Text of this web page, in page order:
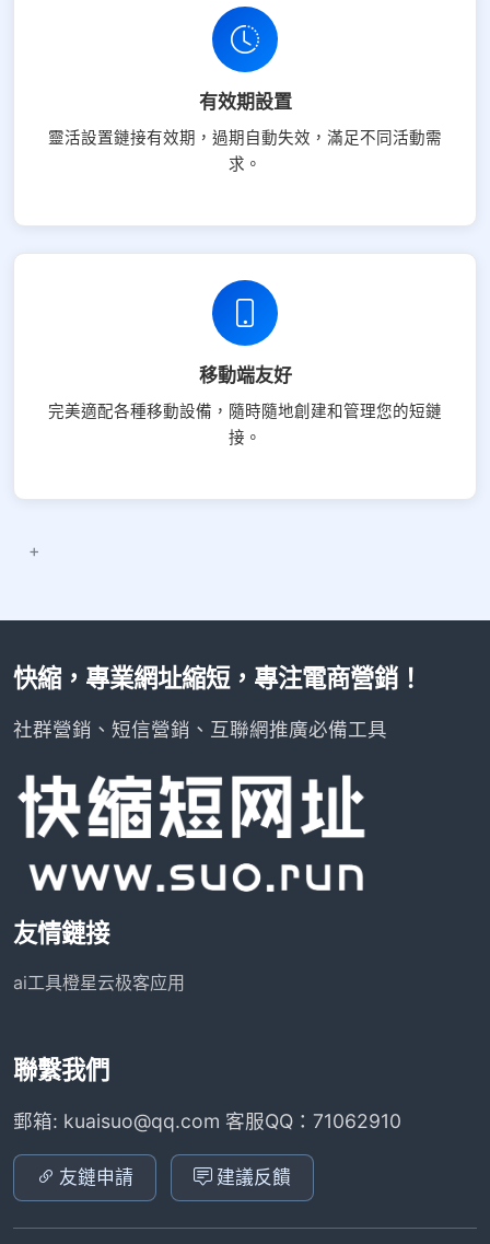
有效期設置
靈活設置鏈接有效期，過期自動失效，滿足不同活動需
求。
移動端友好
完美適配各種移動設備，隨時隨地創建和管理您的短鏈
接。
快縮，專業網址縮短，專注電商營銷！
社群營銷、短信營銷、互聯網推廣必備工具
友情鏈接
ai工具橙星云极客应用
聯繫我們
郵箱: kuaisuo@qq.com 客服QQ：71062910
友鏈申請 建議反饋